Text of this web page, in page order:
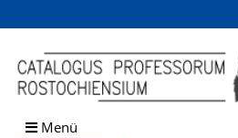
Browsen
direkt zum Inhalt
Menü